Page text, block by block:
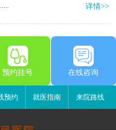
详情>>
预约挂号 在线咨询
预约 就医指南 来院路线